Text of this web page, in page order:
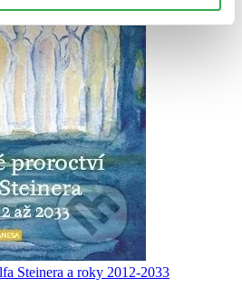
Steinera a roky 2012-2033